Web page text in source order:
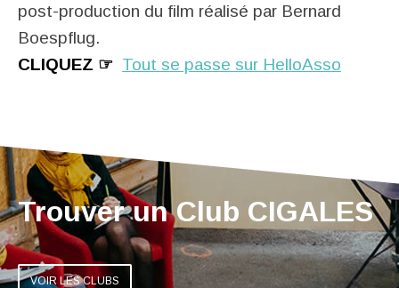
post-production du film réalisé par Bernard
Boespflug.
CLIQUEZ ☞ Tout se passe sur HelloAsso
Trouver un Club CIGALES
VOIR LES CLUBS